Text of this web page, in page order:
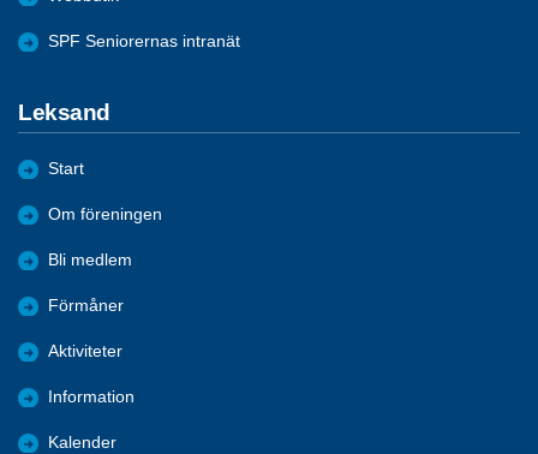
SPF Seniorernas intranät
Leksand
Start
Om föreningen
Bli medlem
Förmåner
Aktiviteter
Information
Kalender